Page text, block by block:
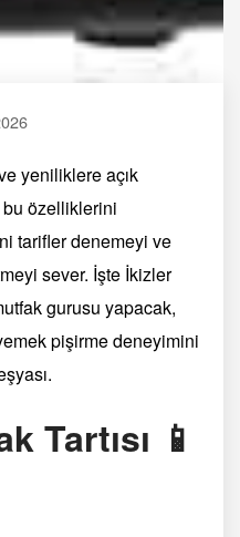
yeniliklere açık
bu özelliklerini
tarifler denemeyi ve
sever. İşte İkizler
gurusu yapacak,
pişirme deneyimini
Tartısı 📱